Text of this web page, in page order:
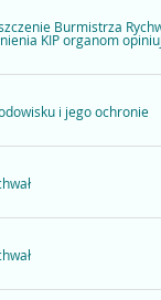
Burmistrza
KIP organom
i jego ochronie